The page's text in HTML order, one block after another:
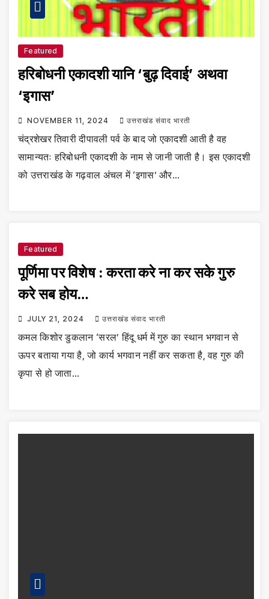
Featured
हरिबोधनी एकादशी यानि ‘बुढ़ दिवाई’ अथवा
‘इगास’
NOVEMBER 11, 2024 उत्तराखंड संवाद भारती
चंद्रशेखर तिवारी दीपावली पर्व के बाद जो एकादशी आती है वह
सामान्यतः हरिबोधनी एकादशी के नाम से जानी जाती है। इस एकादशी
को उत्तराखंड के गढ़वाल अंचल में ‘इगास’ और…
Featured
पूर्णिमा पर विशेष : करता करे ना कर सके गुरु
करे सब होय…
JULY 21, 2024 उत्तराखंड संवाद भारती
कमल किशोर डुकलान ‘सरल’ हिंदू धर्म में गुरु का स्थान भगवान से
ऊपर बताया गया है, जो कार्य भगवान नहीं कर सकता है, वह गुरु की
कृपा से हो जाता…